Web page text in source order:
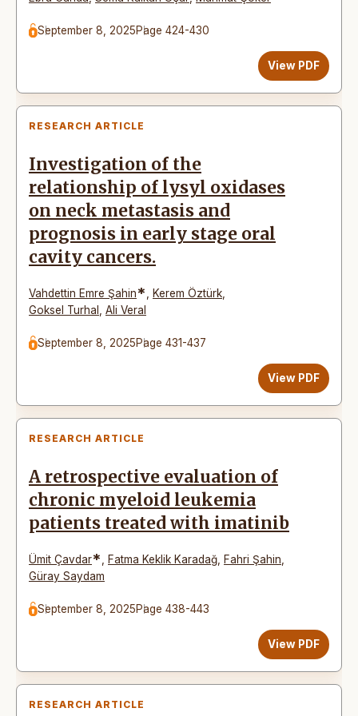
September 8, 2025Page 424-430
View PDF
RESEARCH ARTICLE
Investigation of the
relationship of lysyl oxidases
on neck metastasis and
prognosis in early stage oral
cavity cancers.
Vahdettin Emre Şahin* Kerem Öztürk
Goksel Turhal
Ali Veral
September 8, 2025Page 431-437
View PDF
RESEARCH ARTICLE
A retrospective evaluation of
chronic myeloid leukemia
patients treated with imatinib
Ümit Çavdar* Fatma Keklik Karadağ Fahri Şahin
Güray Saydam
September 8, 2025Page 438-443
View PDF
RESEARCH ARTICLE